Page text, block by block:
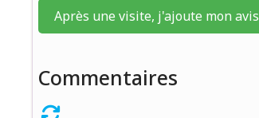
Après une visite, j'ajoute mon avis
Commentaires